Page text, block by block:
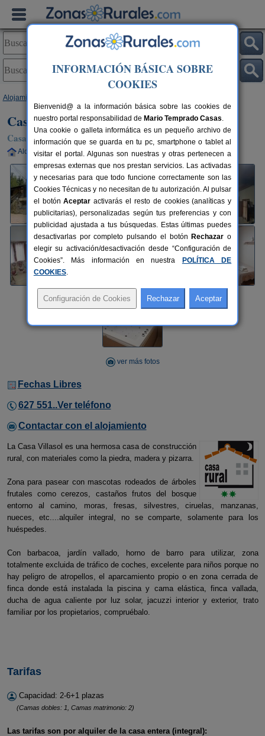
Alojamientos
Casa Rural Villasol
Casa Rural en Ozuela / Ponferrada (León)
Alquiler completo 2-6+1 plazas 130 km de León
ver más fotos
Fechas Libres
627 551..Ver teléfono
Contactar con el alojamiento
La Casa Villasol es una hermosa casa de construcción
rural, con materiales como la piedra, madera y pizarra.
Zona para pasear con mascotas rodeados de árboles
frutales como cerezos, castaños frutos del bosque
entorno al camino, moras, fresas, silvestres, ciruelas, manzanas,
nueces, etc....alquiler integral, no se comparte, solamente para los
huéspedes.
Con barbacoa, jardín vallado, horno de barro para utilizar, zona
totalmente excluida de tráfico de coches, excelente para niños porque no
hay peligro de atropellos, el aparcamiento propio o en zona cerrada de
finca donde está instalada la piscina y cama elástica, finca vallada,
ducha de agua caliente por luz solar, jacuzzi interior y exterior, trato
familiar por los propietarios, compruébalo.
Tarifas
Capacidad: 2-6+1 plazas
(Camas dobles: 1, Camas matrimonio: 2)
Las tarifas son por alquiler de la casa entera (integral):
INFORMACIÓN BÁSICA SOBRE
COOKIES
Bienvenid@ a la información básica sobre las cookies de
nuestro portal responsabilidad de Mario Temprado Casas.
Una cookie o galleta informática es un pequeño archivo de
información que se guarda en tu pc, smartphone o tablet al
visitar el portal. Algunas son nuestras y otras pertenecen a
empresas externas que nos prestan servicios. Las activadas
y necesarias para que todo funcione correctamente son las
Cookies Técnicas y no necesitan de tu autorización. Al pulsar
el botónAceptar activarás el resto de cookies (analíticas y
publicitarias), personalizadas según tus preferencias y con
publicidad ajustada a tus búsquedas. Estas últimas puedes
desactivarlas por completo pulsando el botón Rechazar o
elegir su activación/desactivación desde “Configuración de
Cookies”. Más información en nuestra
POLÍTICA DE
COOKIES.